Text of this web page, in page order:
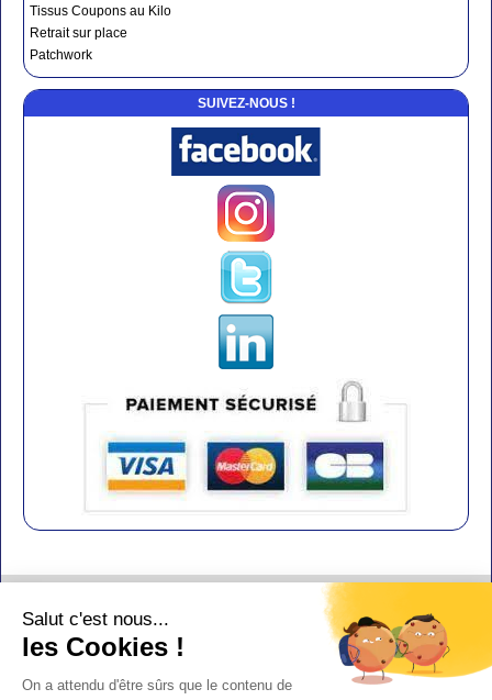
Tissus Coupons au Kilo
Retrait sur place
Patchwork
SUIVEZ-NOUS !
Salut c'est nous...
les Cookies !
On a attendu d'être sûrs que le contenu de